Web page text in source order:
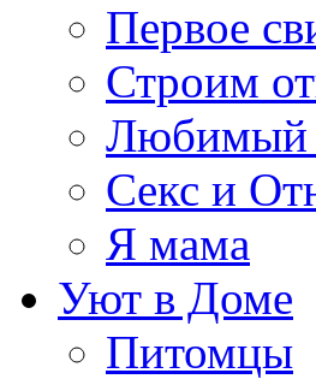
Первое
Строим
Любимый
Секс и
Я мама
Уют в Доме
Питомцы